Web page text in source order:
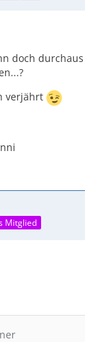
doch
verjährt
Mitglied